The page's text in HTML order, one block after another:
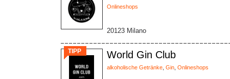
Onlineshops
20123 Milano
TIPP World Gin Club
alkoholische Getränke Gin Onlineshops